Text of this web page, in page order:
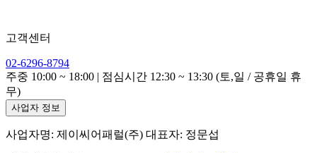
고객센터
02-6296-8794
주중 10:00 ~ 18:00 | 점심시간 12:30 ~ 13:30 (토,일 / 공휴일 휴
무)
사업자 정보
사업자명: 제이씨어패럴(주) 대표자: 정문섭